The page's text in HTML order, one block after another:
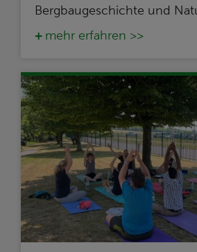
Bergbaugeschichte und
mehr erfahren >>